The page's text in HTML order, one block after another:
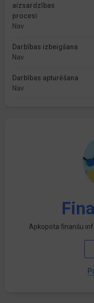
aizsardzības
procesi
Nav
Darbības izbeigšana
Nav
Darbības apturēšana
Nav
Apkopota finanšu